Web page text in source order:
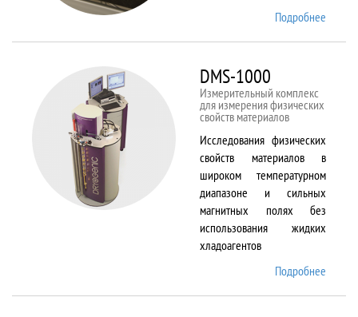
Подробнее
DMS-1000
Измерительный комплекс
для измерения физических
свойств материалов
Исследования физических
свойств материалов в
широком температурном
диапазоне и сильных
магнитных полях без
использования жидких
хладоагентов
Подробнее